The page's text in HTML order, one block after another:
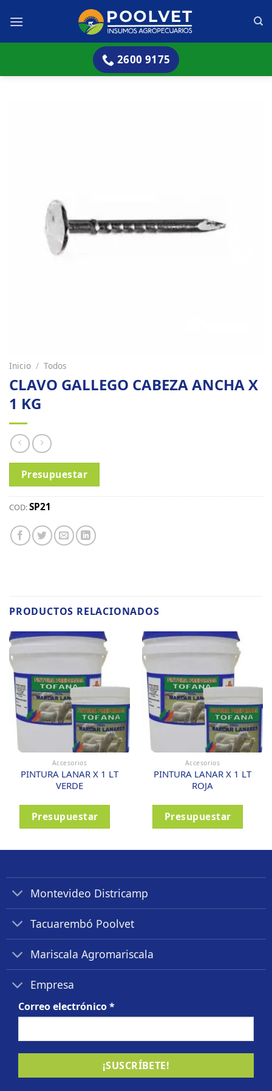
2600 9175
Inicio / Todos
CLAVO GALLEGO CABEZA ANCHA X
1 KG
Presupuestar
COD:SP21
PRODUCTOS RELACIONADOS
Accesorios
PINTURA LANAR X 1 LT
VERDE
Presupuestar
Accesorios
PINTURA LANAR X 1 LT
ROJA
Presupuestar
Montevideo Districamp
Tacuarembó Poolvet
Mariscala Agromariscala
Empresa
Correo electrónico*